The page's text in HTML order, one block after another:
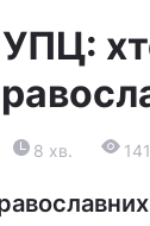
8 хв. 141